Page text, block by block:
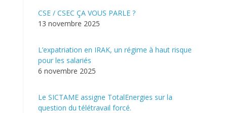
CSE / CSEC ÇA VOUS PARLE ?
13 novembre 2025
L’expatriation en IRAK, un régime à haut risque
pour les salariés
6 novembre 2025
Le SICTAME assigne TotalEnergies sur la
question du télétravail forcé.